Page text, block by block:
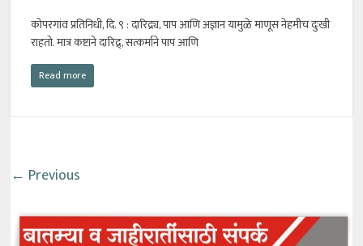
कोपरगांव प्रतिनिधी, दि. ९ : दारिद्र्य, पाप आणि अज्ञान यामुळे माणूस नेहमीच दुःखी
राहतो. मात्र कष्टाने दारिद्र्, सत्कर्माने पाप आणि
Read more
← Previous